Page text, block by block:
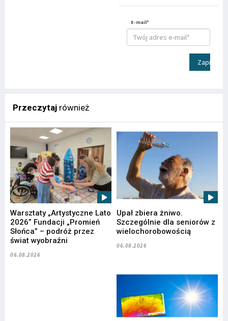
E-mail*
Zapisz
Przeczytaj również
Warsztaty „Artystyczne Lato
2026” Fundacji „Promień
Słońca” – podróż przez
świat wyobraźni
06.08.2026
Upał zbiera żniwo.
Szczególnie dla seniorów z
wielochorobowością
06.08.2026